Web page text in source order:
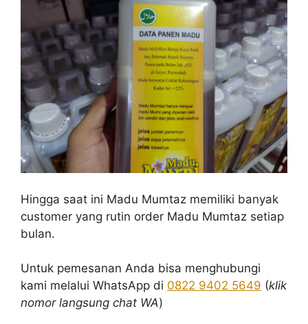
Hingga saat ini Madu Mumtaz memiliki banyak
customer yang rutin order Madu Mumtaz setiap
bulan.
Untuk pemesanan Anda bisa menghubungi
kami melalui WhatsApp di 0822 9402 5649 (klik
nomor langsung chat WA)